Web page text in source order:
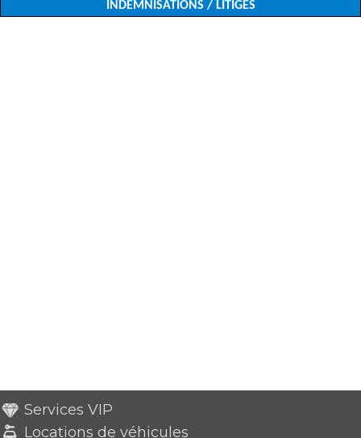
INDEMNISATIONS / LITIGES
Services VIP
Locations de véhicules